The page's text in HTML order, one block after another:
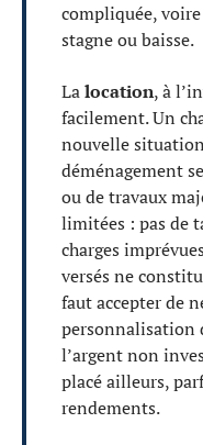
compliquée,
stagne ou baisse.
Lalocation, à
facilement. Un
nouvelle
déménagement
ou de travaux
limitées : pas de
charges
versés ne
faut accepter de
personnalisation
l’argent non
placé ailleurs,
rendements.